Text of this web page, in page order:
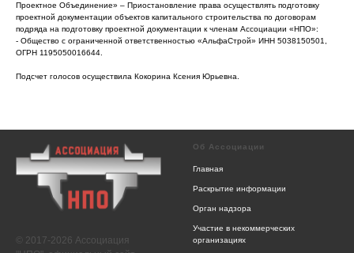
Проектное Объединение» – Приостановление права осуществлять подготовку
проектной документации объектов капитального строительства по договорам
подряда на подготовку проектной документации к членам Ассоциации «НПО»:
- Общество с ограниченной ответственностью «АльфаСтрой» ИНН 5038150501,
ОГРН 1195050016644.
Подсчет голосов осуществила Кокорина Ксения Юрьевна.
© 2017-2026 Ассоциация
Об Ассоциации
Главная
Раскрытие информации
Орган надзора
Участие в некоммерческих
организациях